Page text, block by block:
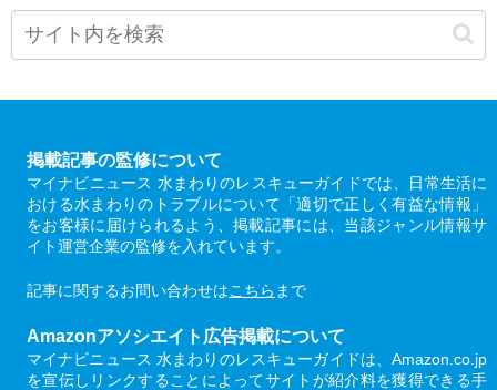
掲載記事の監修について
マイナビニュース 水まわりのレスキューガイドでは、日常生活に
おける水まわりのトラブルについて「適切で正しく有益な情報」
をお客様に届けられるよう、掲載記事には、当該ジャンル情報サ
イト運営企業の監修を入れています。
記事に関するお問い合わせはこちら まで
Amazonアソシエイト広告掲載について
マイナビニュース 水まわりのレスキューガイドは、Amazon.co.jp
を宣伝しリンクすることによってサイトが紹介料を獲得できる手